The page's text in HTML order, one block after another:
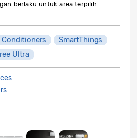
berlaku untuk area terpilih
Conditioners
SmartThings
Ultra